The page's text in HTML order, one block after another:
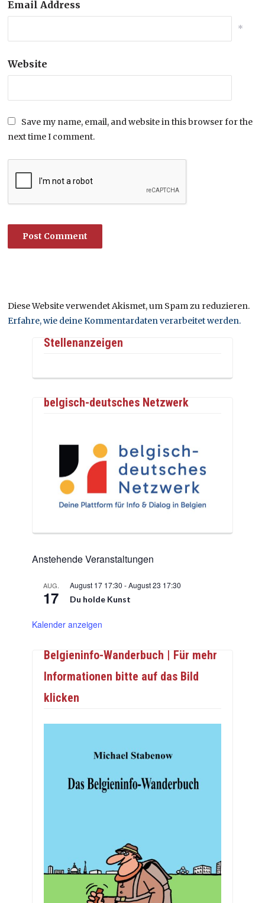
Email Address
*
Website
Save my name, email, and website in this browser for the
next time I comment.
Diese Website verwendet Akismet, um Spam zu reduzieren.
Erfahre, wie deine Kommentardaten verarbeitet werden.
Stellenanzeigen
belgisch-deutsches Netzwerk
Anstehende Veranstaltungen
AUG.
17
August 17 17:30 -August 23 17:30
Du holde Kunst
Kalender anzeigen
Belgieninfo-Wanderbuch | Für mehr
Informationen bitte auf das Bild
klicken